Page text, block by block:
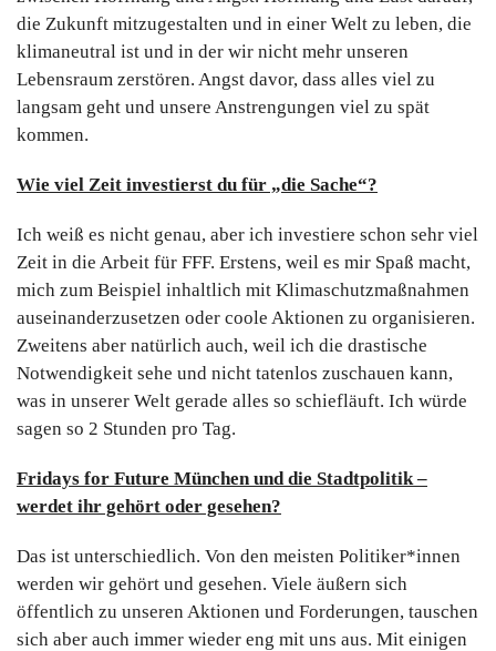
die Zukunft mitzugestalten und in einer Welt zu leben, die
klimaneutral ist und in der wir nicht mehr unseren
Lebensraum zerstören. Angst davor, dass alles viel zu
langsam geht und unsere Anstrengungen viel zu spät
kommen.
Wie viel Zeit investierst du für „die Sache“?
Ich weiß es nicht genau, aber ich investiere schon sehr viel
Zeit in die Arbeit für FFF. Erstens, weil es mir Spaß macht,
mich zum Beispiel inhaltlich mit Klimaschutzmaßnahmen
auseinanderzusetzen oder coole Aktionen zu organisieren.
Zweitens aber natürlich auch, weil ich die drastische
Notwendigkeit sehe und nicht tatenlos zuschauen kann,
was in unserer Welt gerade alles so schiefläuft. Ich würde
sagen so 2 Stunden pro Tag.
Fridays for Future München und die Stadtpolitik –
werdet ihr gehört oder gesehen?
Das ist unterschiedlich. Von den meisten Politiker*innen
werden wir gehört und gesehen. Viele äußern sich
öffentlich zu unseren Aktionen und Forderungen, tauschen
sich aber auch immer wieder eng mit uns aus. Mit einigen